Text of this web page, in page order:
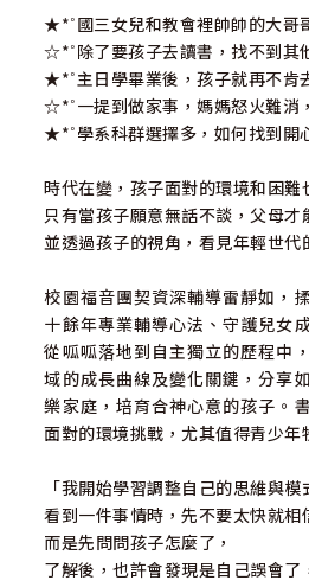
★*˚國三女兒和教會裡帥帥的大哥
☆*˚除了要孩子去讀書，找不到其
★*˚主日學畢業後，孩子就再不肯
☆*˚一提到做家事，媽媽怒火難消
★*˚學系科群選擇多，如何找到開
時代在變，孩子面對的環境和困難
只有當孩子願意無話不談，父母才
並透過孩子的視角，看見年輕世代
校園福音團契資深輔導雷靜如，
十餘年專業輔導心法、守護兒女
從呱呱落地到自主獨立的歷程中
域的成長曲線及變化關鍵，分享
樂家庭，培育合神心意的孩子。
面對的環境挑戰，尤其值得青少年
「我開始學習調整自己的思維與模
看到一件事情時，先不要太快就相
而是先問問孩子怎麼了，
了解後，也許會發現是自己誤會了